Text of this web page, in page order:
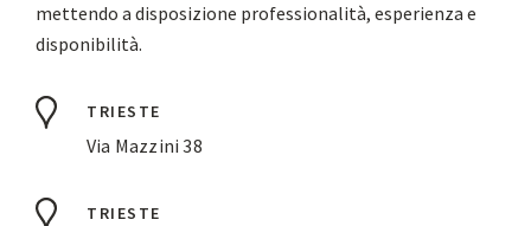
mettendo a disposizione professionalità, esperienza e
disponibilità.
TRIESTE
Via Mazzini 38
TRIESTE